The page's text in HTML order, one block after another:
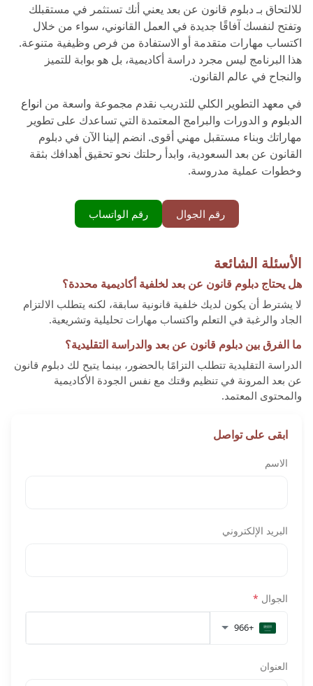
للالتحاق بـ دبلوم قانون عن بعد يعني أنك تستثمر في مستقبلك
وتفتح لنفسك آفاقًا جديدة في العمل القانوني، سواء من خلال
اكتساب مهارات متقدمة أو الاستفادة من فرص وظيفية متنوعة.
هذا البرنامج ليس مجرد دراسة أكاديمية، بل هو بوابة للتميز
والنجاح في عالم القانون.
في معهد التطوير الكلي للتدريب نقدم مجموعة واسعة من انواع
الدبلوم و الدورات والبرامج المعتمدة التي تساعدك على تطوير
مهاراتك وبناء مستقبل مهني أقوى. انضم إلينا الآن في دبلوم
القانون عن بعد السعودية، وابدأ رحلتك نحو تحقيق أهدافك بثقة
وخطوات عملية مدروسة.
رقم الجوال رقم الواتساب
الأسئلة الشائعة
هل يحتاج دبلوم قانون عن بعد لخلفية أكاديمية محددة؟
لا يشترط أن يكون لديك خلفية قانونية سابقة، لكنه يتطلب الالتزام
الجاد والرغبة في التعلم واكتساب مهارات تحليلية وتشريعية.
ما الفرق بين دبلوم قانون عن بعد والدراسة التقليدية؟
الدراسة التقليدية تتطلب التزامًا بالحضور، بينما يتيح لك دبلوم قانون
عن بعد المرونة في تنظيم وقتك مع نفس الجودة الأكاديمية
والمحتوى المعتمد.
ابقى على تواصل
الاسم
البريد الإلكتروني
الجوال *
+966
العنوان